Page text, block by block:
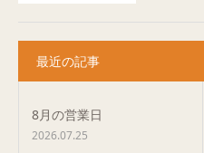
最近の記事
8月の営業日
2026.07.25